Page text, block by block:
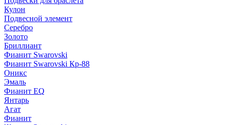
Кулон
Подвесной элемент
Серебро
Золото
Бриллиант
Фианит Swarovski
Фианит Swarovski Кр-88
Оникс
Эмаль
Фианит EQ
Янтарь
Агат
Фианит